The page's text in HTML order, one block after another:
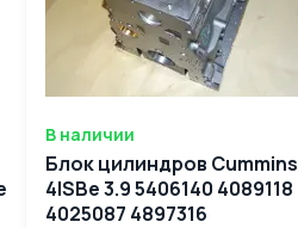
0928400821
В наличии
Блок цилиндров Cummins
4ISBe 3.9 5406140 4089118
4025087 4897316